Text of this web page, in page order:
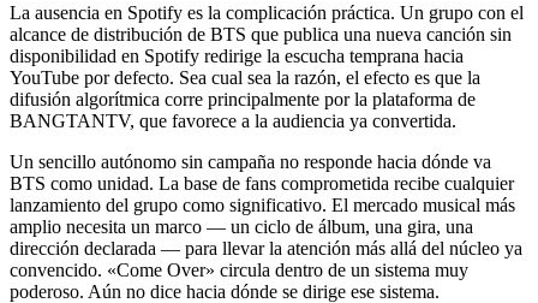
La ausencia en Spotify es la complicación práctica. Un grupo con el
alcance de distribución de BTS que publica una nueva canción sin
disponibilidad en Spotify redirige la escucha temprana hacia
YouTube por defecto. Sea cual sea la razón, el efecto es que la
difusión algorítmica corre principalmente por la plataforma de
BANGTANTV, que favorece a la audiencia ya convertida.
Un sencillo autónomo sin campaña no responde hacia dónde va
BTS como unidad. La base de fans comprometida recibe cualquier
lanzamiento del grupo como significativo. El mercado musical más
amplio necesita un marco — un ciclo de álbum, una gira, una
dirección declarada — para llevar la atención más allá del núcleo ya
convencido. «Come Over» circula dentro de un sistema muy
poderoso. Aún no dice hacia dónde se dirige ese sistema.